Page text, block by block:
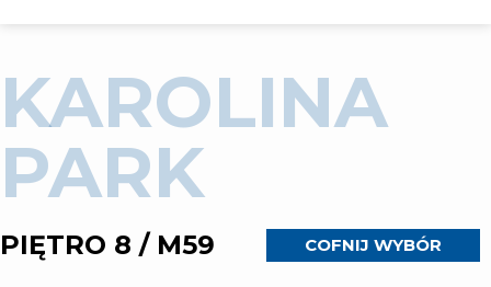
KAROLINA
PARK
PIĘTRO 8 / M59 COFNIJ WYBÓR